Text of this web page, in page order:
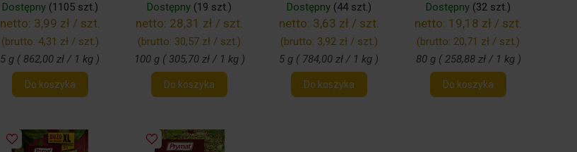
Dostępny(1105 szt.)
netto: 3,99 zł / szt.
(brutto: 4,31 zł / szt.)
5 g ( 862,00 zł / 1 kg )
Do koszyka
Dostępny (19 szt.)
netto: 28,31 zł / szt.
(brutto: 30,57 zł / szt.)
100 g ( 305,70 zł / 1 kg )
Do koszyka
Dostępny(44 szt.)
netto: 3,63 zł / szt.
(brutto: 3,92 zł / szt.)
5 g ( 784,00 zł / 1 kg )
Do koszyka
Dostępny (32 szt.)
netto: 19,18 zł / szt.
(brutto: 20,71 zł / szt.)
80 g ( 258,88 zł / 1 kg )
Do koszyka